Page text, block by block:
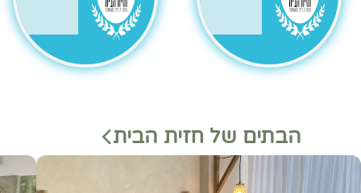
הבתים של חזית הבית